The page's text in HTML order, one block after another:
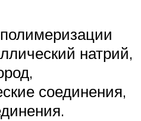
натрий,
соединения,